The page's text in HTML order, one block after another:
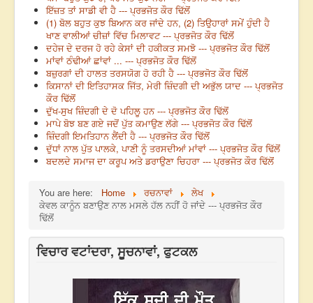
ਇੱਜ਼ਤ ਤਾਂ ਸਾਡੀ ਵੀ ਹੈ --- ਪ੍ਰਭਜੋਤ ਕੌਰ ਢਿੱਲੋਂ
(1) ਬੋਲ ਬਹੁਤ ਕੁਝ ਬਿਆਨ ਕਰ ਜਾਂਦੇ ਹਨ, (2) ਤਿਉਹਾਰਾਂ ਸਮੇਂ ਹੁੰਦੀ ਹੈ
ਖਾਣ ਵਾਲੀਆਂ ਚੀਜ਼ਾਂ ਵਿੱਚ ਮਿਲਾਵਟ --- ਪ੍ਰਭਜੋਤ ਕੌਰ ਢਿੱਲੋਂ
ਦਹੇਜ ਦੇ ਦਰਜ ਹੋ ਰਹੇ ਕੇਸਾਂ ਦੀ ਹਕੀਕਤ ਸਮਝੋ --- ਪ੍ਰਭਜੋਤ ਕੌਰ ਢਿੱਲੋਂ
ਮਾਂਵਾਂ ਠੰਢੀਆਂ ਛਾਂਵਾਂ ... --- ਪ੍ਰਭਜੋਤ ਕੌਰ ਢਿੱਲੋਂ
ਬਜ਼ੁਰਗਾਂ ਦੀ ਹਾਲਤ ਤਰਸਯੋਗ ਹੋ ਰਹੀ ਹੈ --- ਪ੍ਰਭਜੋਤ ਕੌਰ ਢਿੱਲੋਂ
ਕਿਸਾਨਾਂ ਦੀ ਇਤਿਹਾਸਕ ਜਿੱਤ, ਮੇਰੀ ਜ਼ਿੰਦਗੀ ਦੀ ਅਭੁੱਲ ਯਾਦ --- ਪ੍ਰਭਜੋਤ
ਕੌਰ ਢਿੱਲੋਂ
ਦੁੱਖ-ਸੁਖ ਜ਼ਿੰਦਗੀ ਦੇ ਦੋ ਪਹਿਲੂ ਹਨ --- ਪ੍ਰਭਜੋਤ ਕੌਰ ਢਿੱਲੋਂ
ਮਾਪੇ ਬੋਝ ਬਣ ਗਏ ਜਦੋਂ ਪੁੱਤ ਕਮਾਉਣ ਲੱਗੇ --- ਪ੍ਰਭਜੋਤ ਕੌਰ ਢਿੱਲੋਂ
ਜ਼ਿੰਦਗੀ ਇਮਤਿਹਾਨ ਲੈਂਦੀ ਹੈ --- ਪ੍ਰਭਜੋਤ ਕੌਰ ਢਿੱਲੋਂ
ਦੁੱਧਾਂ ਨਾਲ ਪੁੱਤ ਪਾਲਕੇ, ਪਾਣੀ ਨੂੰ ਤਰਸਦੀਆਂ ਮਾਂਵਾਂ --- ਪ੍ਰਭਜੋਤ ਕੌਰ ਢਿੱਲੋਂ
ਬਦਲਦੇ ਸਮਾਜ ਦਾ ਕਰੂਪ ਅਤੇ ਡਰਾਉਣਾ ਚਿਹਰਾ --- ਪ੍ਰਭਜੋਤ ਕੌਰ ਢਿੱਲੋਂ
You are here: Home ਰਚਨਾਵਾਂ
ਲੇਖ
ਕੇਵਲ ਕਾਨੂੰਨ ਬਣਾਉਣ ਨਾਲ ਮਸਲੇ ਹੱਲ ਨਹੀਂ ਹੋ ਜਾਂਦੇ --- ਪ੍ਰਭਜੋਤ ਕੌਰ
ਢਿੱਲੋਂ
ਵਿਚਾਰ ਵਟਾਂਦਰਾ, ਸੂਚਨਾਵਾਂ, ਫੁਟਕਲ